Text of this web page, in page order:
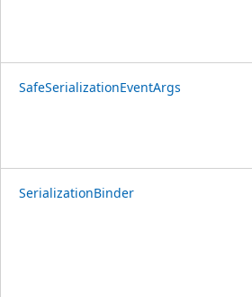
SafeSerializationEventArgs
SerializationBinder